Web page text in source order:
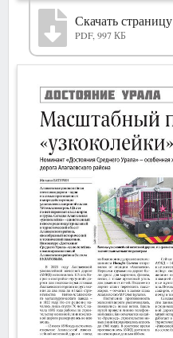
Скачать страницу
PDF, 997 КБ